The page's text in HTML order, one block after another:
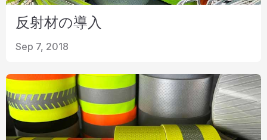
反射材の導入
Sep 7, 2018